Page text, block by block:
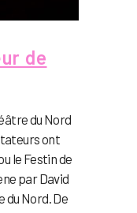
de
du Nord
ont
le Festin de
par David
du Nord. De